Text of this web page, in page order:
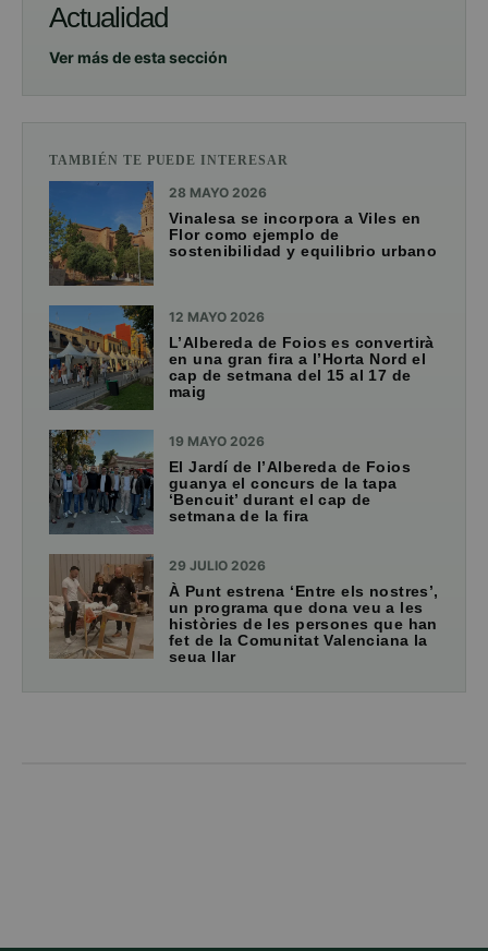
Actualidad
Ver más de esta sección
TAMBIÉN TE PUEDE INTERESAR
28 MAYO 2026
Vinalesa se incorpora a Viles en
Flor como ejemplo de
sostenibilidad y equilibrio urbano
12 MAYO 2026
L’Albereda de Foios es convertirà
en una gran fira a l’Horta Nord el
cap de setmana del 15 al 17 de
maig
19 MAYO 2026
El Jardí de l’Albereda de Foios
guanya el concurs de la tapa
‘Bencuit’ durant el cap de
setmana de la fira
29 JULIO 2026
À Punt estrena ‘Entre els nostres’,
un programa que dona veu a les
històries de les persones que han
fet de la Comunitat Valenciana la
seua llar